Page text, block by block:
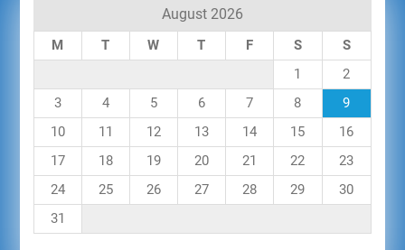
August 2026
M T W T F S
S
1
2
3
4 5 6 7 8
9
10
11 12 13 14 15
16
17
18 19 20 21 22
23
24
25 26 27 28 29
30
31